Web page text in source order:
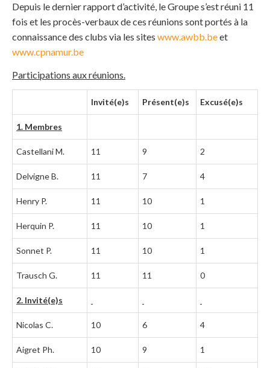
Depuis le dernier rapport d’activité, le Groupe s’est réuni 11
fois et les procès-verbaux de ces réunions sont portés à la
connaissance des clubs via les sites www.awbb.beet
www.cpnamur.be
Participations aux réunions.
Invité(e)s Présent(e)s Excusé(e)s
1. Membres
Castellani M. 11 9 2
Delvigne B. 11 7 4
Henry P. 11 10 1
Herquin P. 11 10 1
Sonnet P. 11 10 1
Trausch G. 11 11 0
2. Invité(e)s
Nicolas C. 10 6 4
Aigret Ph. 10 9 1